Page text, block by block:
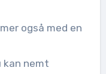
også med en
nemt